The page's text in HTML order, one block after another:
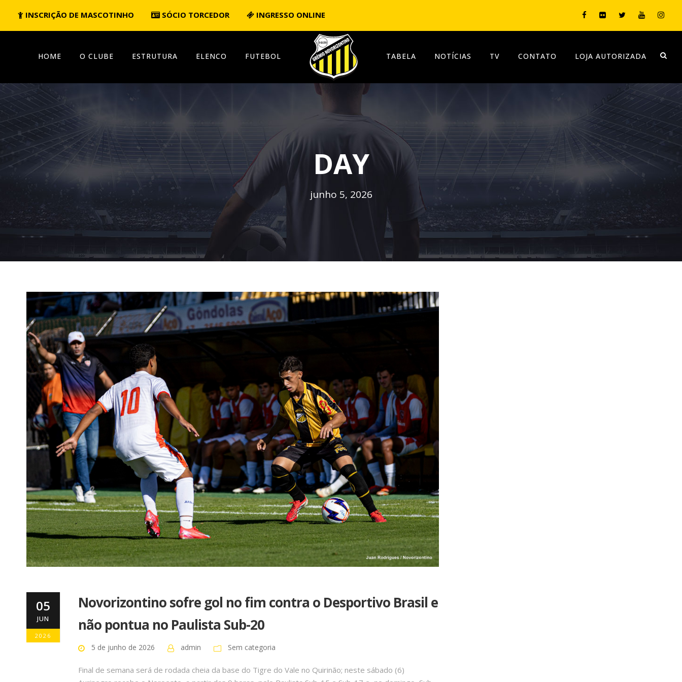
INSCRIÇÃO DE MASCOTINHO SÓCIO TORCEDOR INGRESSO ONLINE
HOME O CLUBE ESTRUTURA ELENCO FUTEBOL TABELA NOTÍCIAS TV CONTATO LOJA AUTORIZADA
DAY
junho 5, 2026
05
JUN
2026
Novorizontino sofre gol no fim contra o Desportivo Brasil e
não pontua no Paulista Sub-20
5 de junho de 2026 admin Sem categoria
Final de semana será de rodada cheia da base do Tigre do Vale no Quirinão; neste sábado (6)